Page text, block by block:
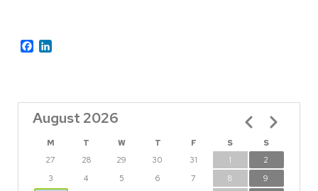
Facebook
August 2026
M T W T F S
S
27
28 29 30 31 1
2
3
4 5 6 7 8
9
Pagination